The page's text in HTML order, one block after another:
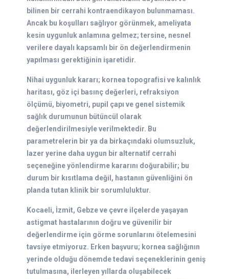
bilinen bir cerrahi kontraendikayon bulunmaması.
Ancak bu koşulları sağlıyor görünmek, ameliyata
kesin uygunluk anlamına gelmez; tersine, nesnel
verilere dayalı kapsamlı bir ön değerlendirmenin
yapılması gerektiğinin işaretidir.
Nihai uygunluk kararı; kornea topografisi ve kalınlık
haritası, göz içi basınç değerleri, refraksiyon
ölçümü, biyometri, pupil çapı ve genel sistemik
sağlık durumunun bütüncül olarak
değerlendirilmesiyle verilmektedir. Bu
parametrelerin bir ya da birkaçındaki olumsuzluk,
lazer yerine daha uygun bir alternatif cerrahi
seçeneğine yönlendirme kararını doğurabilir; bu
durum bir kısıtlama değil, hastanın güvenliğini ön
planda tutan klinik bir sorumluluktur.
Kocaeli, İzmit, Gebze ve çevre ilçelerde yaşayan
astigmat hastalarının doğru ve güvenilir bir
değerlendirme için görme sorunlarını ötelemesini
tavsiye etmiyoruz. Erken başvuru; kornea sağlığının
yerinde olduğu dönemde tedavi seçeneklerinin geniş
tutulmasına, ilerleyen yıllarda oluşabilecek